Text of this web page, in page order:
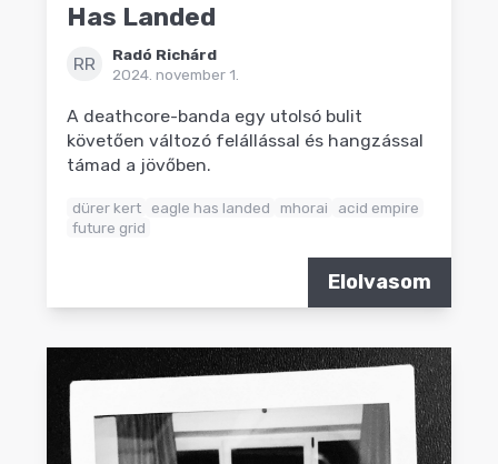
Has Landed
RR
Radó Richárd
2024. november 1.
A deathcore-banda egy utolsó bulit
követően változó felállással és hangzással
támad a jövőben.
dürer kert eagle has landed mhorai
acid empire
future grid
Elolvasom